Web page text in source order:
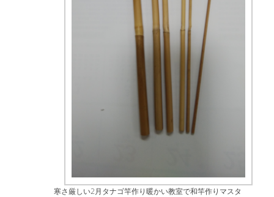
寒さ厳しい2月タナゴ竿作り暖かい教室で和竿作りマスタ